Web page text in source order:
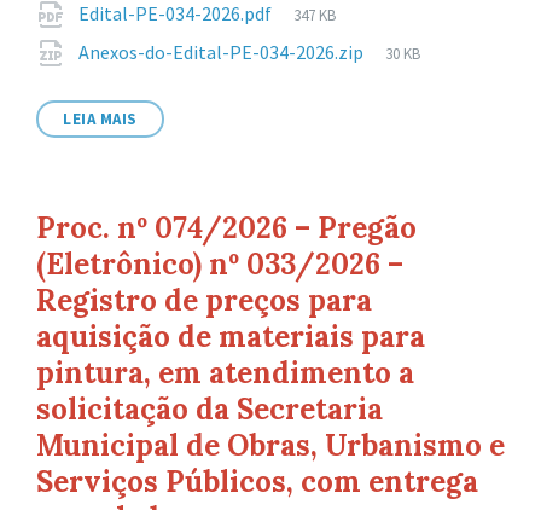
Edital-PE-034-2026.pdf
Tamanho
arquivo:
347 KB
Anexos-do-Edital-PE-034-2026.zip
Tamanho
30 KB
LEIA MAIS
Proc. nº 074/2026 – Pregão
(Eletrônico) nº 033/2026 –
Registro de preços para
aquisição de materiais para
pintura, em atendimento a
solicitação da Secretaria
Municipal de Obras, Urbanismo e
Serviços Públicos, com entrega